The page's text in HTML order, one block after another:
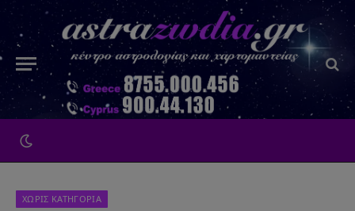
ΧΩΡΊΣ ΚΑΤΗΓΟΡΊΑ